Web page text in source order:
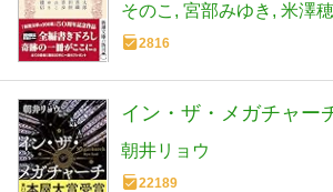
そのこ
宮部みゆき 米澤
2816
イン・ザ・メガチャー
朝井リョウ
22189